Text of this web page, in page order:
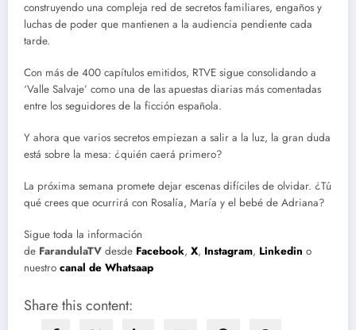
construyendo una compleja red de secretos familiares, engaños y
luchas de poder que mantienen a la audiencia pendiente cada
tarde.
Con más de 400 capítulos emitidos, RTVE sigue consolidando a
‘Valle Salvaje’ como una de las apuestas diarias más comentadas
entre los seguidores de la ficción española.
Y ahora que varios secretos empiezan a salir a la luz, la gran duda
está sobre la mesa: ¿quién caerá primero?
La próxima semana promete dejar escenas difíciles de olvidar. ¿Tú
qué crees que ocurrirá con Rosalía, María y el bebé de Adriana?
Sigue toda la información
de FarandulaTV desde Facebook, X, Instagram, Linkedin o
nuestro canal de Whatsaap
Share this content: